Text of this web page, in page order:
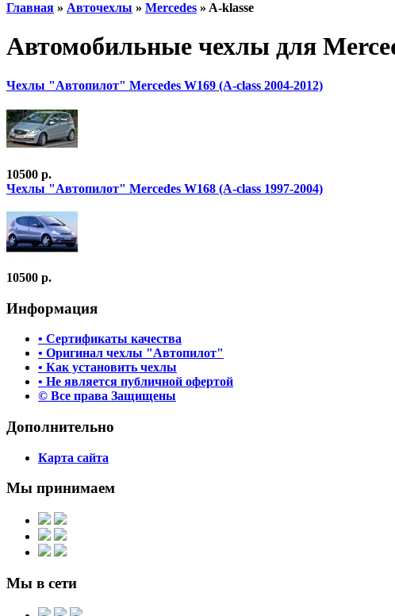
Главная » Авточехлы » Mercedes » A-klasse
Автомобильные чехлы для
Чехлы "Автопилот" Mercedes W169 (A-class 2004-2012)
10500 р.
Чехлы "Автопилот" Mercedes W168 (A-class 1997-2004)
10500 р.
Информация
• Сертификаты качества
• Оригинал чехлы "Автопилот"
• Как установить чехлы
• Не является публичной офертой
© Все права Защищены
Дополнительно
Карта сайта
Мы принимаем
Мы в сети